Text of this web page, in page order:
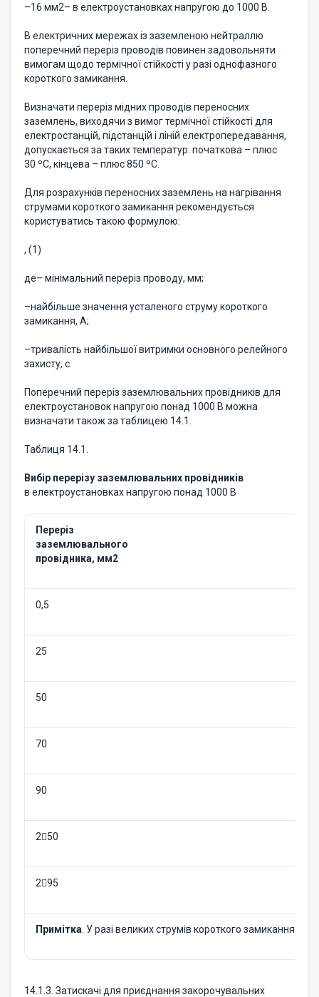
–16 мм2– в електроустановках напругою до 1000 В.
В електричних мережах із заземленою нейтраллю
поперечний переріз проводів повинен задовольняти
вимогам щодо термічної стійкості у разі однофазного
короткого замикання.
Визначати переріз мідних проводів переносних
заземлень, виходячи з вимог термічної стійкості для
електростанцій, підстанцій і ліній електропередавання,
допускається за таких температур: початкова – плюс
30 ºС, кінцева – плюс 850 ºС.
Для розрахунків переносних заземлень на нагрівання
струмами короткого замикання рекомендується
користуватись такою формулою:
, (1)
де– мінімальний переріз проводу, мм;
–найбільше значення усталеного струму короткого
замикання, А;
–тривалість найбільшої витримки основного релейного
захисту, с.
Поперечний переріз заземлювальних провідників для
електроустановок напругою понад 1000 В можна
визначати також за таблицею 14.1.
Таблиця 14.1.
Вибір перерізу заземлювальних провідників
в електроустановках напругою понад 1000 В
Переріз
заземлювального
провідника, мм2
0,5
25
50
70
90
250
295
Примітка . У разі великих струмів короткого замикання
14.1.3. Затискачі для приєднання закорочувальних